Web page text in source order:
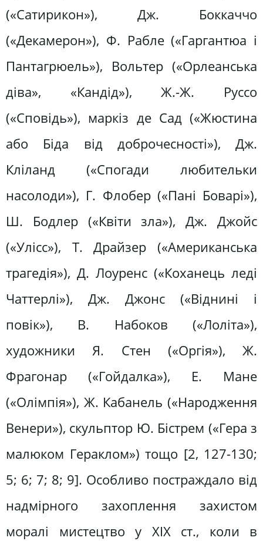
(«Сатирикон»), Дж. Боккаччо
(«Декамерон»), Ф. Рабле («Гаргантюа і
Пантагрюель»), Вольтер («Орлеанська
діва», «Кандід»), Ж.-Ж. Руссо
(«Сповідь»), маркіз де Сад («Жюстина
або Біда від доброчесності»), Дж.
Кліланд («Спогади любительки
насолоди»), Г. Флобер («Пані Боварі»),
Ш. Бодлер («Квіти зла»), Дж. Джойс
(«Улісс»), Т. Драйзер («Американська
трагедія»), Д. Лоуренс («Коханець леді
Чаттерлі»), Дж. Джонс («Віднині і
повік»), В. Набоков («Лоліта»),
художники Я. Стен («Оргія»), Ж.
Фрагонар («Гойдалка»), Е. Мане
(«Олімпія»), Ж. Кабанель («Народження
Венери»), скульптор Ю. Бістрем («Гера з
малюком Гераклом») тощо [2, 127-130;
5; 6; 7; 8; 9]. Особливо постраждало від
надмірного захоплення захистом
моралі мистецтво у ХІХ ст., коли в